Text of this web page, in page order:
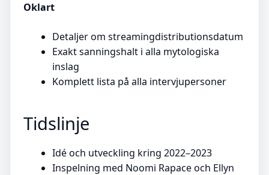
Oklart
Detaljer om streamingdistributionsdatum
Exakt sanningshalt i alla mytologiska
inslag
Komplett lista på alla intervjupersoner
Tidslinje
Idé och utveckling kring 2022–2023
Inspelning med Noomi Rapace och Ellyn